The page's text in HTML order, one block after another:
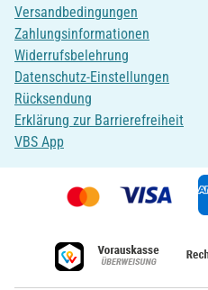
Versandbedingungen
Zahlungsinformationen
Widerrufsbelehrung
Datenschutz-Einstellungen
Rücksendung
Erklärung zur Barrierefreiheit
VBS App